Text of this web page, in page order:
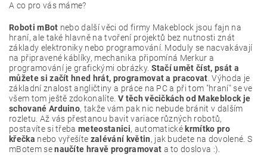
A co pro vás máme?
Roboti mBot nebo další věci od firmy Makeblock jsou fajn na
hraní, ale také hlavně na tvoření projektů bez nutnosti znát
základy elektroniky nebo programování. Moduly se nacvakávají
na připravené káblíky, mechanika připomíná Merkur a
programování je grafickými obrázky. Stačí umět číst, psát a
můžete si začít hned hrát, programovat a pracovat . Výhoda je
základní znalost angličtiny a práce na PC a při tom "hraní" se ve
všem tom ještě zdokonalíte. V těch věcičkách od Makeblock je
schované Arduino, takže vám pak nic nebude bránit v dalším
rozletu. Až vás přestanou bavit variace různých robotů,
postavíte si třebameteostanici, automatické krmítko pro
křečka nebo vyřešíte zalévání květin, jak budete na dovolené. S
mBotem senaučíte hravě programovat a to doslova :).